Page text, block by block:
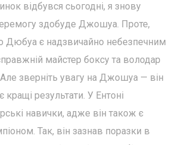
відбувся сьогодні, я знову
здобуде Джошуа. Проте,
Дюбуа є надзвичайно небезпечним
майстер боксу та володар
Але зверніть увагу на Джошуа — він
кращі результати. У Ентоні
навички, адже він також є
Так, він зазнав поразки в